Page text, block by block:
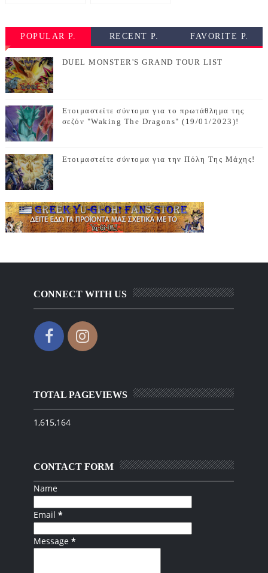
POPULAR P. RECENT P. FAVORITE P.
DUEL MONSTER'S GRAND TOUR LIST
Ετοιμαστείτε σύντομα για το πρωτάθλημα της
σεζόν "Waking The Dragons" (19/01/2023)!
Ετοιμαστείτε σύντομα για την Πόλη Της Μάχης!
CONNECT WITH US
TOTAL PAGEVIEWS
1,615,164
CONTACT FORM
Name
Email*
Message*